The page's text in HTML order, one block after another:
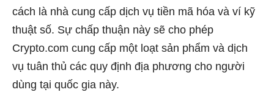
cách là nhà cung cấp dịch vụ tiền mã hóa và ví kỹ
thuật số. Sự chấp thuận này sẽ cho phép
Crypto.com cung cấp một loạt sản phẩm và dịch
vụ tuân thủ các quy định địa phương cho người
dùng tại quốc gia này.